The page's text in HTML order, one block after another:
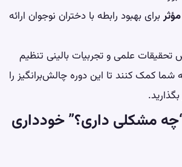
برای بهبود رابطه با دختران نوجوان ارائه
تحقیقات علمی و تجربیات بالینی تنظیم
شما کمک کنند تا این دوره چالش‌برانگیز را
مشکلی داری؟” خودداری